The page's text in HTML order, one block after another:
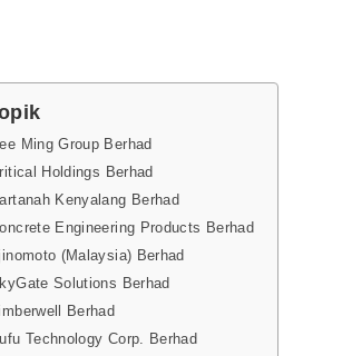
Ming Group Berhad
Holdings Berhad
Kenyalang Berhad
Engineering Products Berhad
(Malaysia) Berhad
Solutions Berhad
Berhad
Technology Corp. Berhad